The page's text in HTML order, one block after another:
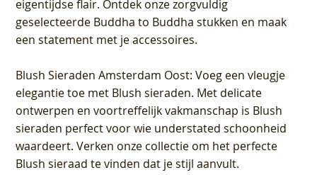
eigentijdse flair. Ontdek onze zorgvuldig
geselecteerde Buddha to Buddha stukken en maak
een statement met je accessoires.
Blush Sieraden Amsterdam Oost: Voeg een vleugje
elegantie toe met Blush sieraden. Met delicate
ontwerpen en voortreffelijk vakmanschap is Blush
sieraden perfect voor wie understated schoonheid
waardeert. Verken onze collectie om het perfecte
Blush sieraad te vinden dat je stijl aanvult.